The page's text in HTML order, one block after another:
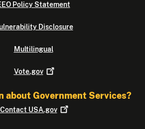
Policy Statement
Disclosure
Multilingual
Vote.gov
about Government Services?
Contact USA.gov